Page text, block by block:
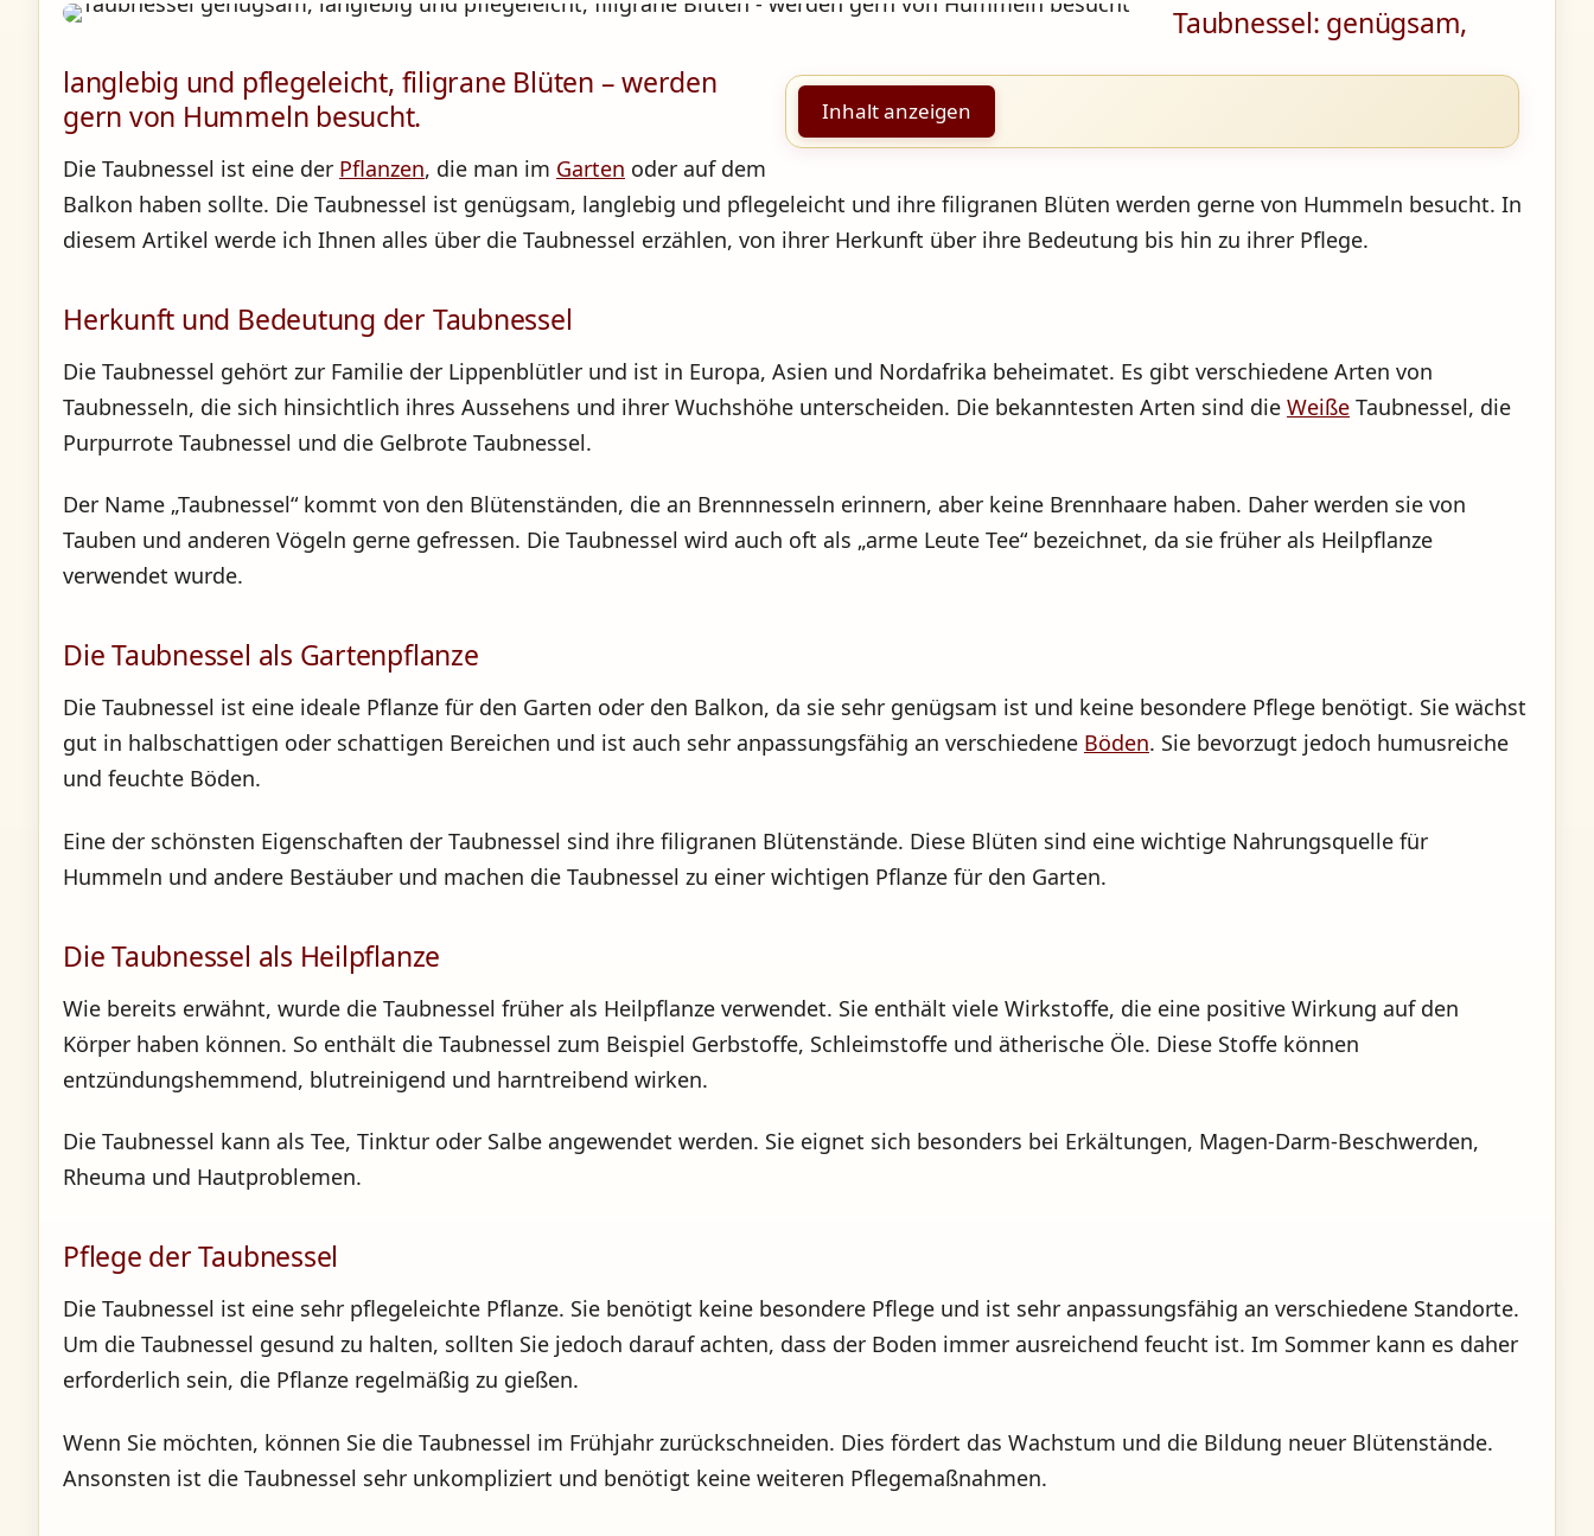
Inhalt anzeigen
Taubnessel: genügsam,
langlebig und pflegeleicht, filigrane Blüten – werden
gern von Hummeln besucht.
Die Taubnessel ist eine der Pflanzen, die man im Garten oder auf dem
Balkon haben sollte. Die Taubnessel ist genügsam, langlebig und pflegeleicht und ihre filigranen Blüten werden gerne von Hummeln besucht. In
diesem Artikel werde ich Ihnen alles über die Taubnessel erzählen, von ihrer Herkunft über ihre Bedeutung bis hin zu ihrer Pflege.
Herkunft und Bedeutung der Taubnessel
Die Taubnessel gehört zur Familie der Lippenblütler und ist in Europa, Asien und Nordafrika beheimatet. Es gibt verschiedene Arten von
Taubnesseln, die sich hinsichtlich ihres Aussehens und ihrer Wuchshöhe unterscheiden. Die bekanntesten Arten sind die Weiße Taubnessel, die
Purpurrote Taubnessel und die Gelbrote Taubnessel.
Der Name „Taubnessel“ kommt von den Blütenständen, die an Brennnesseln erinnern, aber keine Brennhaare haben. Daher werden sie von
Tauben und anderen Vögeln gerne gefressen. Die Taubnessel wird auch oft als „arme Leute Tee“ bezeichnet, da sie früher als Heilpflanze
verwendet wurde.
Die Taubnessel als Gartenpflanze
Die Taubnessel ist eine ideale Pflanze für den Garten oder den Balkon, da sie sehr genügsam ist und keine besondere Pflege benötigt. Sie wächst
gut in halbschattigen oder schattigen Bereichen und ist auch sehr anpassungsfähig an verschiedene Böden. Sie bevorzugt jedoch humusreiche
und feuchte Böden.
Eine der schönsten Eigenschaften der Taubnessel sind ihre filigranen Blütenstände. Diese Blüten sind eine wichtige Nahrungsquelle für
Hummeln und andere Bestäuber und machen die Taubnessel zu einer wichtigen Pflanze für den Garten.
Die Taubnessel als Heilpflanze
Wie bereits erwähnt, wurde die Taubnessel früher als Heilpflanze verwendet. Sie enthält viele Wirkstoffe, die eine positive Wirkung auf den
Körper haben können. So enthält die Taubnessel zum Beispiel Gerbstoffe, Schleimstoffe und ätherische Öle. Diese Stoffe können
entzündungshemmend, blutreinigend und harntreibend wirken.
Die Taubnessel kann als Tee, Tinktur oder Salbe angewendet werden. Sie eignet sich besonders bei Erkältungen, Magen-Darm-Beschwerden,
Rheuma und Hautproblemen.
Pflege der Taubnessel
Die Taubnessel ist eine sehr pflegeleichte Pflanze. Sie benötigt keine besondere Pflege und ist sehr anpassungsfähig an verschiedene Standorte.
Um die Taubnessel gesund zu halten, sollten Sie jedoch darauf achten, dass der Boden immer ausreichend feucht ist. Im Sommer kann es daher
erforderlich sein, die Pflanze regelmäßig zu gießen.
Wenn Sie möchten, können Sie die Taubnessel im Frühjahr zurückschneiden. Dies fördert das Wachstum und die Bildung neuer Blütenstände.
Ansonsten ist die Taubnessel sehr unkompliziert und benötigt keine weiteren Pflegemaßnahmen.